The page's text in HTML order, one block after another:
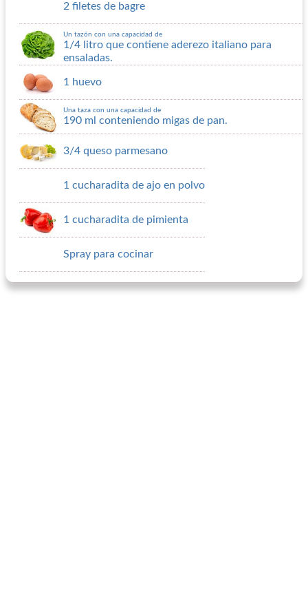
2 filetes de bagre
Un tazón con una capacidad de
1/4 litro que contiene aderezo italiano para
ensaladas.
1 huevo
Una taza con una capacidad de
190 ml conteniendo migas de pan.
3/4 queso parmesano
1 cucharadita de ajo en polvo
1 cucharadita de pimienta
Spray para cocinar